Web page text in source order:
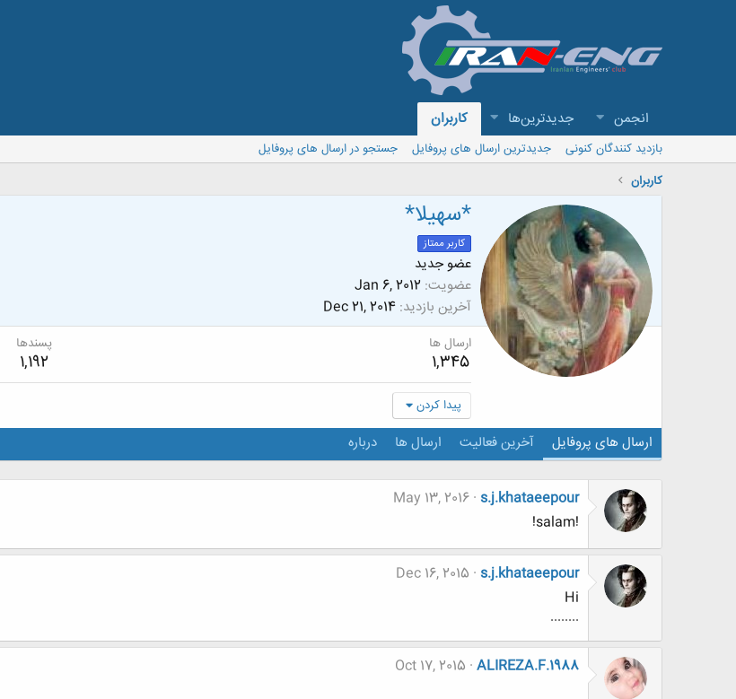
انجمن جدیدترین‌ها کاربران
بازدید کنندگان کنونی جدیدترین ارسال های پروفایل
جستجو در ارسال های پروفایل
کاربران
*سهیلا*
کاربر ممتاز
عضو جدید
عضویت Jan 6, 2012
آخرین بازدید Dec 21, 2014
ارسال ها
1,345
پسندها
1,192
پیدا کردن
ارسال های پروفایل آخرین فعالیت ارسال ها درباره
s.j.khataeepour
May 13, 2016
!salam!
s.j.khataeepour
Dec 16, 2015
Hi
........
ALIREZA.F.1988
Oct 17, 2015